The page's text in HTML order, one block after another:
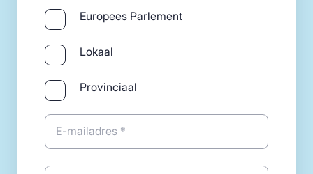
Europees Parlement
Lokaal
Provinciaal
E-mailadres *